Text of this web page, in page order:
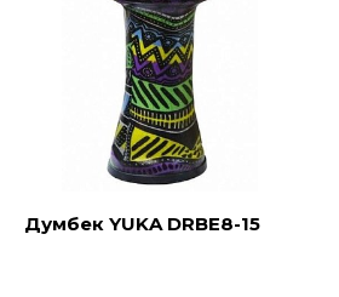
Думбек YUKA DRBE8-15